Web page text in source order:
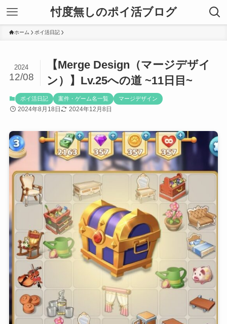
忖度無しのポイ活ブログ
ホーム ポイ活日記
【Merge Design（マージデザイ
ン）】Lv.25への道 ~11日目~
2024
12/08
ポイ活日記 案件・ゲーム名一覧 マージデザイン
2024年8月18日 2024年12月8日